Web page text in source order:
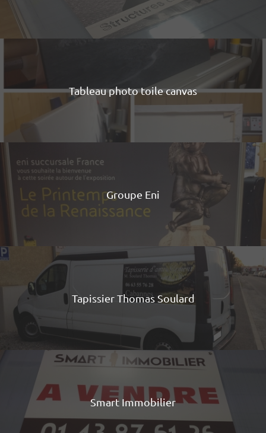
Tableau photo toile canvas
Groupe Eni
Tapissier Thomas Soulard
Smart Immobilier